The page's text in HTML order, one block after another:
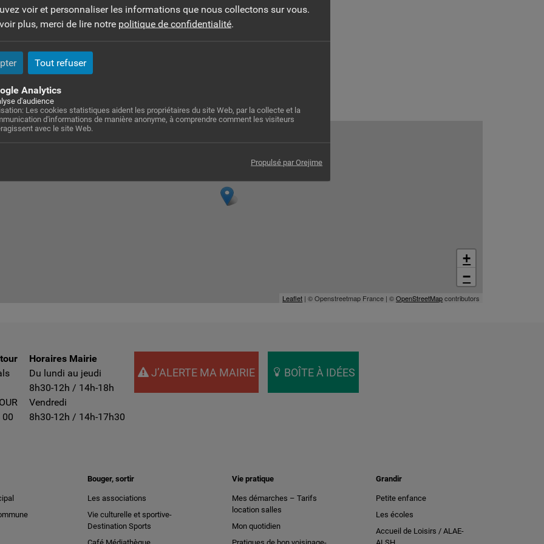
voir et personnaliser les informations que nous collectons sur vous.
plus, merci de lire notre politique de confidentialité.
Tout refuser
Analytics
d'audience
Les cookies statistiques aident les propriétaires du site Web, par la collecte et la
d'informations de manière anonyme, à comprendre comment les visiteurs
avec le site Web.
Propulsé par Orejime
75 19 66 31
de la Mairie - 31150 Gratentour
+
−
Leaflet | © Openstreetmap France | ©OpenStreetMapcontributors
00
Horaires Mairie
Du lundi au jeudi
8h30-12h / 14h-18h
Vendredi
8h30-12h / 14h-17h30
J’ALERTE MA MAIRIE BOÎTE À IDÉES
Bouger, sortir
Les associations
Vie culturelle et sportive-
Destination Sports
Vie pratique
Mes démarches – Tarifs
location salles
Mon quotidien
Grandir
Petite enfance
Les écoles
Accueil de Loisirs / ALAE-